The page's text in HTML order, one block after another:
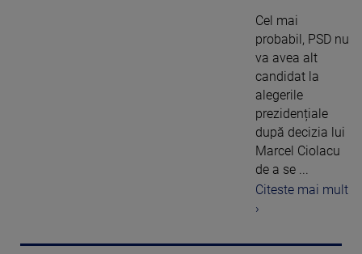
Cel mai
probabil, PSD nu
va avea alt
candidat la
alegerile
prezidențiale
după decizia lui
Marcel Ciolacu
de a se ...
Citeste mai mult
›